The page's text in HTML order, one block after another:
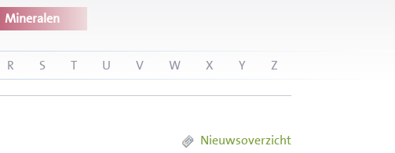
Mineralen
R S T U V W X Y Z
Nieuwsoverzicht